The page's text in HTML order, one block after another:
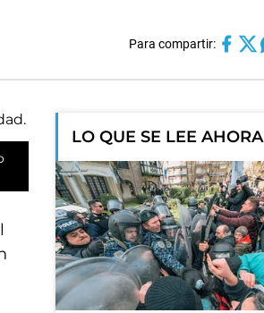
Para compartir:
LO QUE SE LEE AHORA